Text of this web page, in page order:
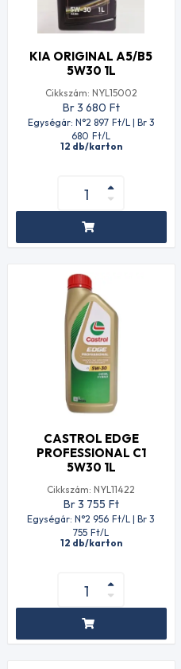
KIA ORIGINAL A5/B5
5W30 1L
Cikkszám: NYL15002
Br 3 680 Ft
Egységár: N°2 897 Ft/L | Br 3
680 Ft/L
12 db/karton
CASTROL EDGE
PROFESSIONAL C1
5W30 1L
Cikkszám: NYL11422
Br 3 755 Ft
Egységár: N°2 956 Ft/L | Br 3
755 Ft/L
12 db/karton